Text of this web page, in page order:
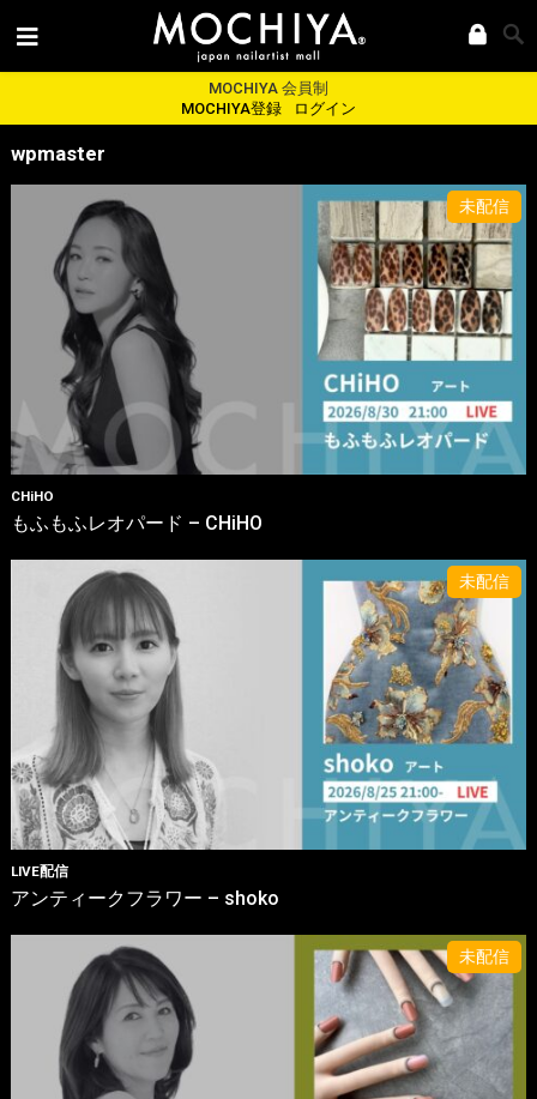
MOCHIYA 会員制
MOCHIYA登録
ログイン
wpmaster
CHiHO
もふもふレオパード – CHiHO
LIVE配信
アンティークフラワー – shoko